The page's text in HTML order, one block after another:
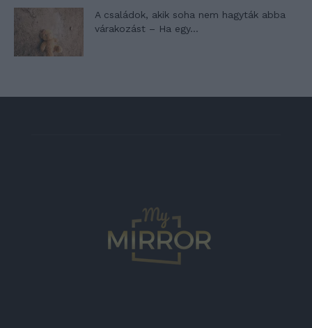
A családok, akik soha nem hagyták abba
várakozást – Ha egy...